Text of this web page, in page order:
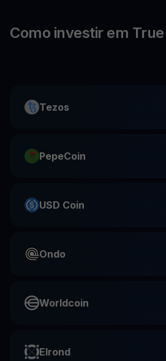
Como investir em True
Tezos
PepeCoin
USD Coin
Ondo
Worldcoin
Elrond